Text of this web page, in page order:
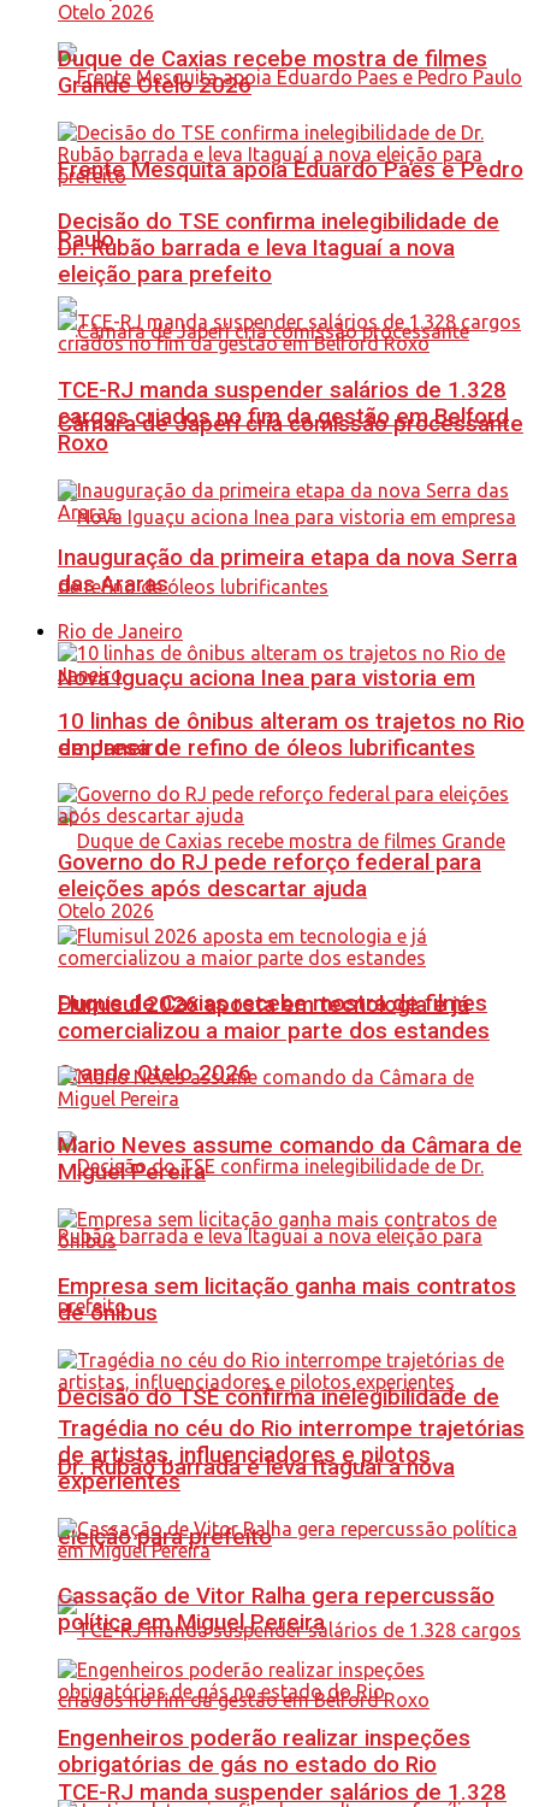
Frente Mesquita apoia Eduardo Paes e Pedro
Paulo
Câmara de Japeri cria comissão processante
Nova Iguaçu aciona Inea para vistoria em
empresa de refino de óleos lubrificantes
Duque de Caxias recebe mostra de filmes
Grande Otelo 2026
Decisão do TSE confirma inelegibilidade de
Dr. Rubão barrada e leva Itaguaí a nova
eleição para prefeito
TCE-RJ manda suspender salários de 1.328
Duque de Caxias recebe mostra de filmes
Grande Otelo 2026
Decisão do TSE confirma inelegibilidade de
Dr. Rubão barrada e leva Itaguaí a nova
eleição para prefeito
TCE-RJ manda suspender salários de 1.328
cargos criados no fim da gestão em Belford
Roxo
Inauguração da primeira etapa da nova Serra
das Araras
Rio de Janeiro
10 linhas de ônibus alteram os trajetos no Rio
de Janeiro
Governo do RJ pede reforço federal para
eleições após descartar ajuda
Flumisul 2026 aposta em tecnologia e já
comercializou a maior parte dos estandes
Mario Neves assume comando da Câmara de
Miguel Pereira
Empresa sem licitação ganha mais contratos
de ônibus
Tragédia no céu do Rio interrompe trajetórias
de artistas, influenciadores e pilotos
experientes
Cassação de Vitor Ralha gera repercussão
política em Miguel Pereira
Engenheiros poderão realizar inspeções
obrigatórias de gás no estado do Rio